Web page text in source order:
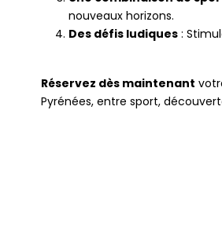
nouveaux horizons.
Des défis ludiques :
Réservez dès maintenant
Pyrénées, entre sport,